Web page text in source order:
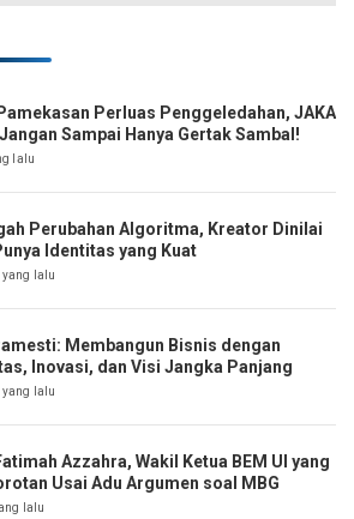
Perluas Penggeledahan, JAKA
Sampai Hanya Gertak Sambal!
lalu
Perubahan Algoritma, Kreator Dinilai
Identitas yang Kuat
lalu
Membangun Bisnis dengan
Inovasi, dan Visi Jangka Panjang
lalu
Azzahra, Wakil Ketua BEM UI yang
Usai Adu Argumen soal MBG
lalu